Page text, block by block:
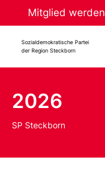
Mitglied werden
Sozialdemokratische Partei
der Region Steckborn
2026
SP Steckborn